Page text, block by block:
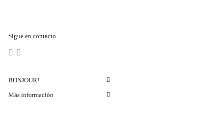
Sigue en contacto
BONJOUR!
Más información